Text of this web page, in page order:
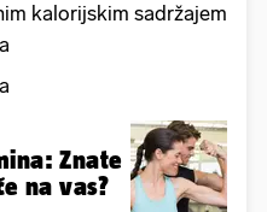
kalorijskim sadržajem
Znate
na vas?